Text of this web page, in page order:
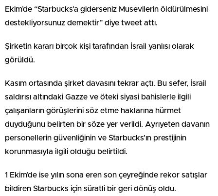
Ekim’de “Starbucks’a giderseniz Musevilerin öldürülmesini
destekliyorsunuz demektir” diye tweet attı.
Şirketin kararı birçok kişi tarafından İsrail yanlısı olarak
görüldü.
Kasım ortasında şirket davasını tekrar açtı. Bu sefer, İsrail
saldırısı altındaki Gazze ve öteki siyasi bahislerle ilgili
çalışanların görüşlerini söz etme haklarına hürmet
duyduğunu belirten bir söze yer verildi. Ayrıyeten davanın
personellerin güvenliğinin ve Starbucks’ın prestijinin
korunmasıyla ilgili olduğu belirtildi.
1 Ekim’de ise yılın sona eren son çeyreğinde rekor satışlar
bildiren Starbucks için süratli bir geri dönüş oldu.